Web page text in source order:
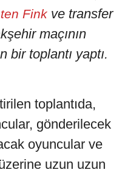
Fink ve transfer
maçının
bir toplantı yaptı.
toplantıda,
gönderilecek
oyuncular ve
uzun uzun